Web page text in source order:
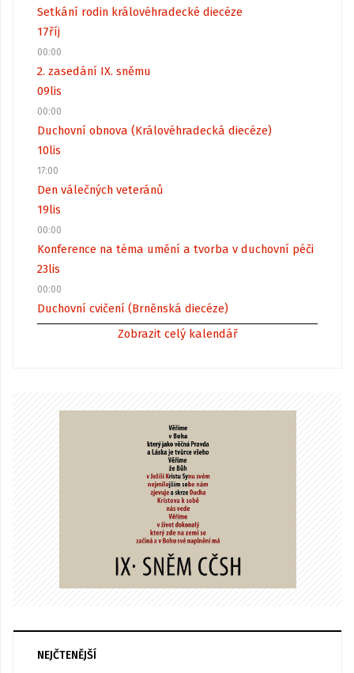
Setkání rodin královéhradecké diecéze
17říj
00:00
2. zasedání IX. sněmu
09lis
00:00
Duchovní obnova (Královéhradecká diecéze)
10lis
17:00
Den válečných veteránů
19lis
00:00
Konference na téma umění a tvorba v duchovní péči
23lis
00:00
Duchovní cvičení (Brněnská diecéze)
Zobrazit celý kalendář
NEJČTENĚJŠÍ